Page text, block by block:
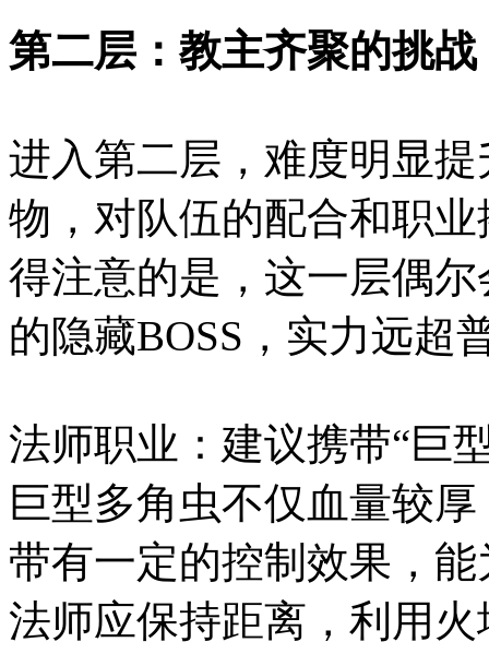
第二层：教主齐聚的挑战
进入第二层，难度明显
物，对队伍的配合和职
得注意的是，这一层偶
的隐藏BOSS，实力远超
法师职业：建议携带“巨
巨型多角虫不仅血量较
带有一定的控制效果，
法师应保持距离，利用